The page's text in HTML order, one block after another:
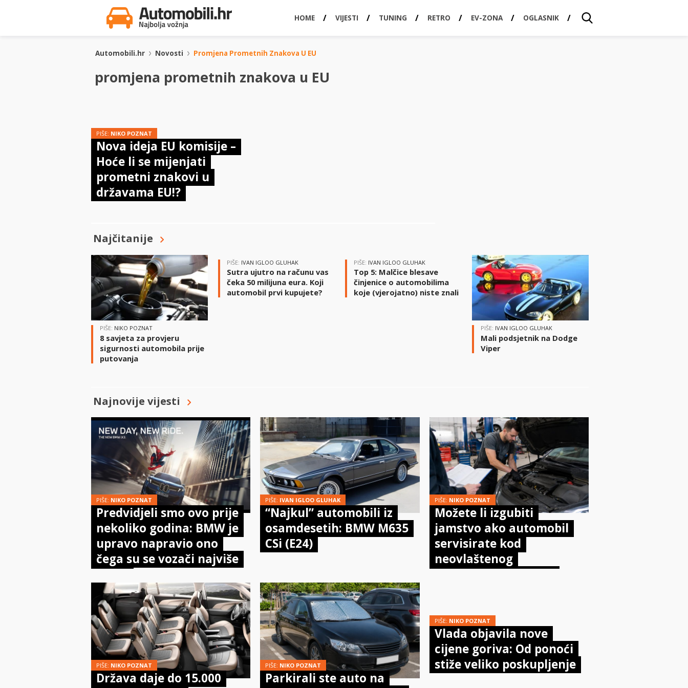
HOME VIJESTI TUNING RETRO EV-ZONA OGLASNIK
Automobili.hr Novosti Promjena Prometnih Znakova U EU
promjena prometnih znakova u EU
PIŠE: NIKO POZNAT
Nova ideja EU komisije –
Hoće li se mijenjati
prometni znakovi u
državama EU!?
Najčitanije
PIŠE: NIKO POZNAT
8 savjeta za provjeru
sigurnosti automobila prije
putovanja
PIŠE: IVAN IGLOO GLUHAK
Sutra ujutro na računu vas
čeka 50 milijuna eura. Koji
automobil prvi kupujete?
PIŠE: IVAN IGLOO GLUHAK
Top 5: Malčice blesave
činjenice o automobilima
koje (vjerojatno) niste znali
PIŠE: IVAN IGLOO GLUHAK
Mali podsjetnik na Dodge
Viper
Najnovije vijesti
PIŠE: NIKO POZNAT
Predvidjeli smo ovo prije
nekoliko godina: BMW je
upravo napravio ono
čega su se vozači najviše
PIŠE: IVAN IGLOO GLUHAK
“Najkul” automobili iz
osamdesetih: BMW M635
CSi (E24)
PIŠE: NIKO POZNAT
Možete li izgubiti
jamstvo ako automobil
servisirate kod
neovlaštenog
PIŠE: NIKO POZNAT
Država daje do 15.000
PIŠE: NIKO POZNAT
Parkirali ste auto na
PIŠE: NIKO POZNAT
Vlada objavila nove
cijene goriva: Od ponoći
stiže veliko poskupljenje